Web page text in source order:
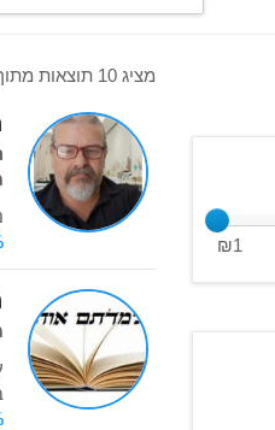
₪1
מציג 10 תוצאות מתוך 30